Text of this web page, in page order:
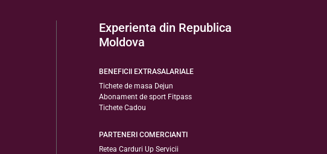
Experienta din Republica
Moldova
BENEFICII EXTRASALARIALE
Tichete de masa Dejun
Abonament de sport Fitpass
Tichete Cadou
PARTENERI COMERCIANTI
Retea Carduri Up Servicii